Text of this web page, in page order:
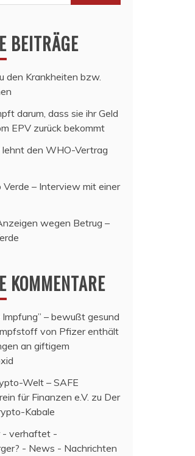
BEITRÄGE
den Krankheiten bzw.
darum, dass sie ihr Geld
EPV zurück bekommt
lehnt den WHO-Vertrag
Verde – Interview mit einer
wegen Betrug –
KOMMENTARE
Impfung” – bewußt gesund
von Pfizer enthält
an giftigem
Welt – SAFE
für Finanzen e.V. zu Der
Kabale
- verhaftet -
- News - Nachrichten